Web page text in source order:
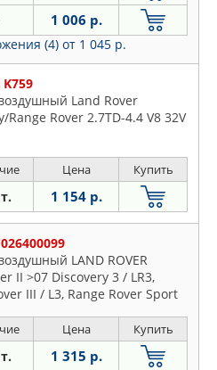
1 006 р.
(4) от 1 045 р.
K759
Land Rover
Range Rover 2.7TD-4.4 V8 32V
Цена Купить
1 154 р.
LAND ROVER
II >07 Discovery 3 / LR3,
III / L3, Range Rover Sport
Цена Купить
1 315 р.